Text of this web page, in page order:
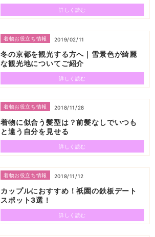
詳しく読む
着物お役立ち情報 2019/02/11
冬の京都を観光する方へ｜雪景色が綺麗
な観光地についてご紹介
詳しく読む
着物お役立ち情報 2018/11/28
着物に似合う髪型は？前髪なしでいつも
と違う自分を見せる
詳しく読む
着物お役立ち情報 2018/11/12
カップルにおすすめ！祇園の鉄板デート
スポット3選！
詳しく読む